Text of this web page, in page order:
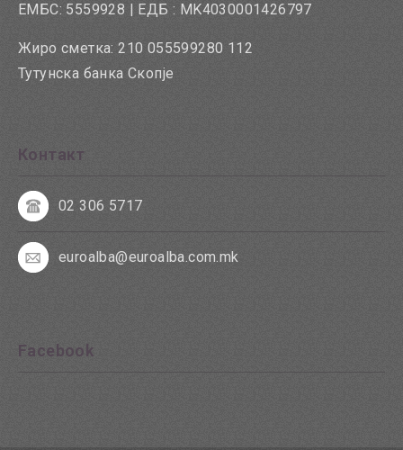
ЕМБС: 5559928 | ЕДБ : MK4030001426797
Жиро сметка: 210 055599280 112
Тутунска банка Скопје
Контакт
02 306 5717
euroalba@euroalba.com.mk
Facebook